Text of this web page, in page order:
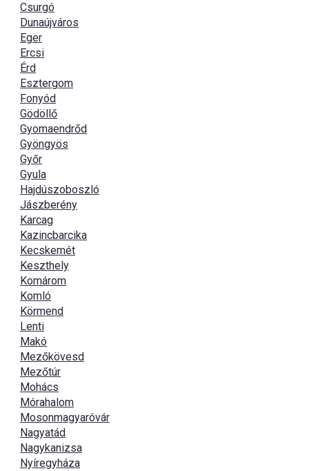
Csurgó
Dunaújváros
Eger
Ercsi
Érd
Esztergom
Fonyód
Gödöllő
Gyomaendrőd
Gyöngyös
Győr
Gyula
Hajdúszoboszló
Jászberény
Karcag
Kazincbarcika
Kecskemét
Keszthely
Komárom
Komló
Körmend
Lenti
Makó
Mezőkövesd
Mezőtúr
Mohács
Mórahalom
Mosonmagyaróvár
Nagyatád
Nagykanizsa
Nyíregyháza